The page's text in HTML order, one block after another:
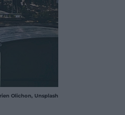
Olichon, Unsplash